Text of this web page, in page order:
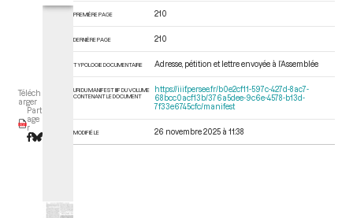
Téléch
arger
Part
age
r
s
d
PREMIÈRE PAGE 210
DERNIÈRE PAGE 210
TYPOLOGIE DOCUMENTAIRE Adresse, pétition et lettre envoyée à l’Assemblée
URI DU MANIFEST IIIF DU VOLUME
CONTENANT LE DOCUMENT
https://iiif.persee.fr/b0e2cf11-597c-427d-8ac7-
68bcc0acf13b/376a5dee-9c6e-4578-b13d-
7f33e6745cfc/manifest
MODIFIÉ LE 26 novembre 2025 à 11:38